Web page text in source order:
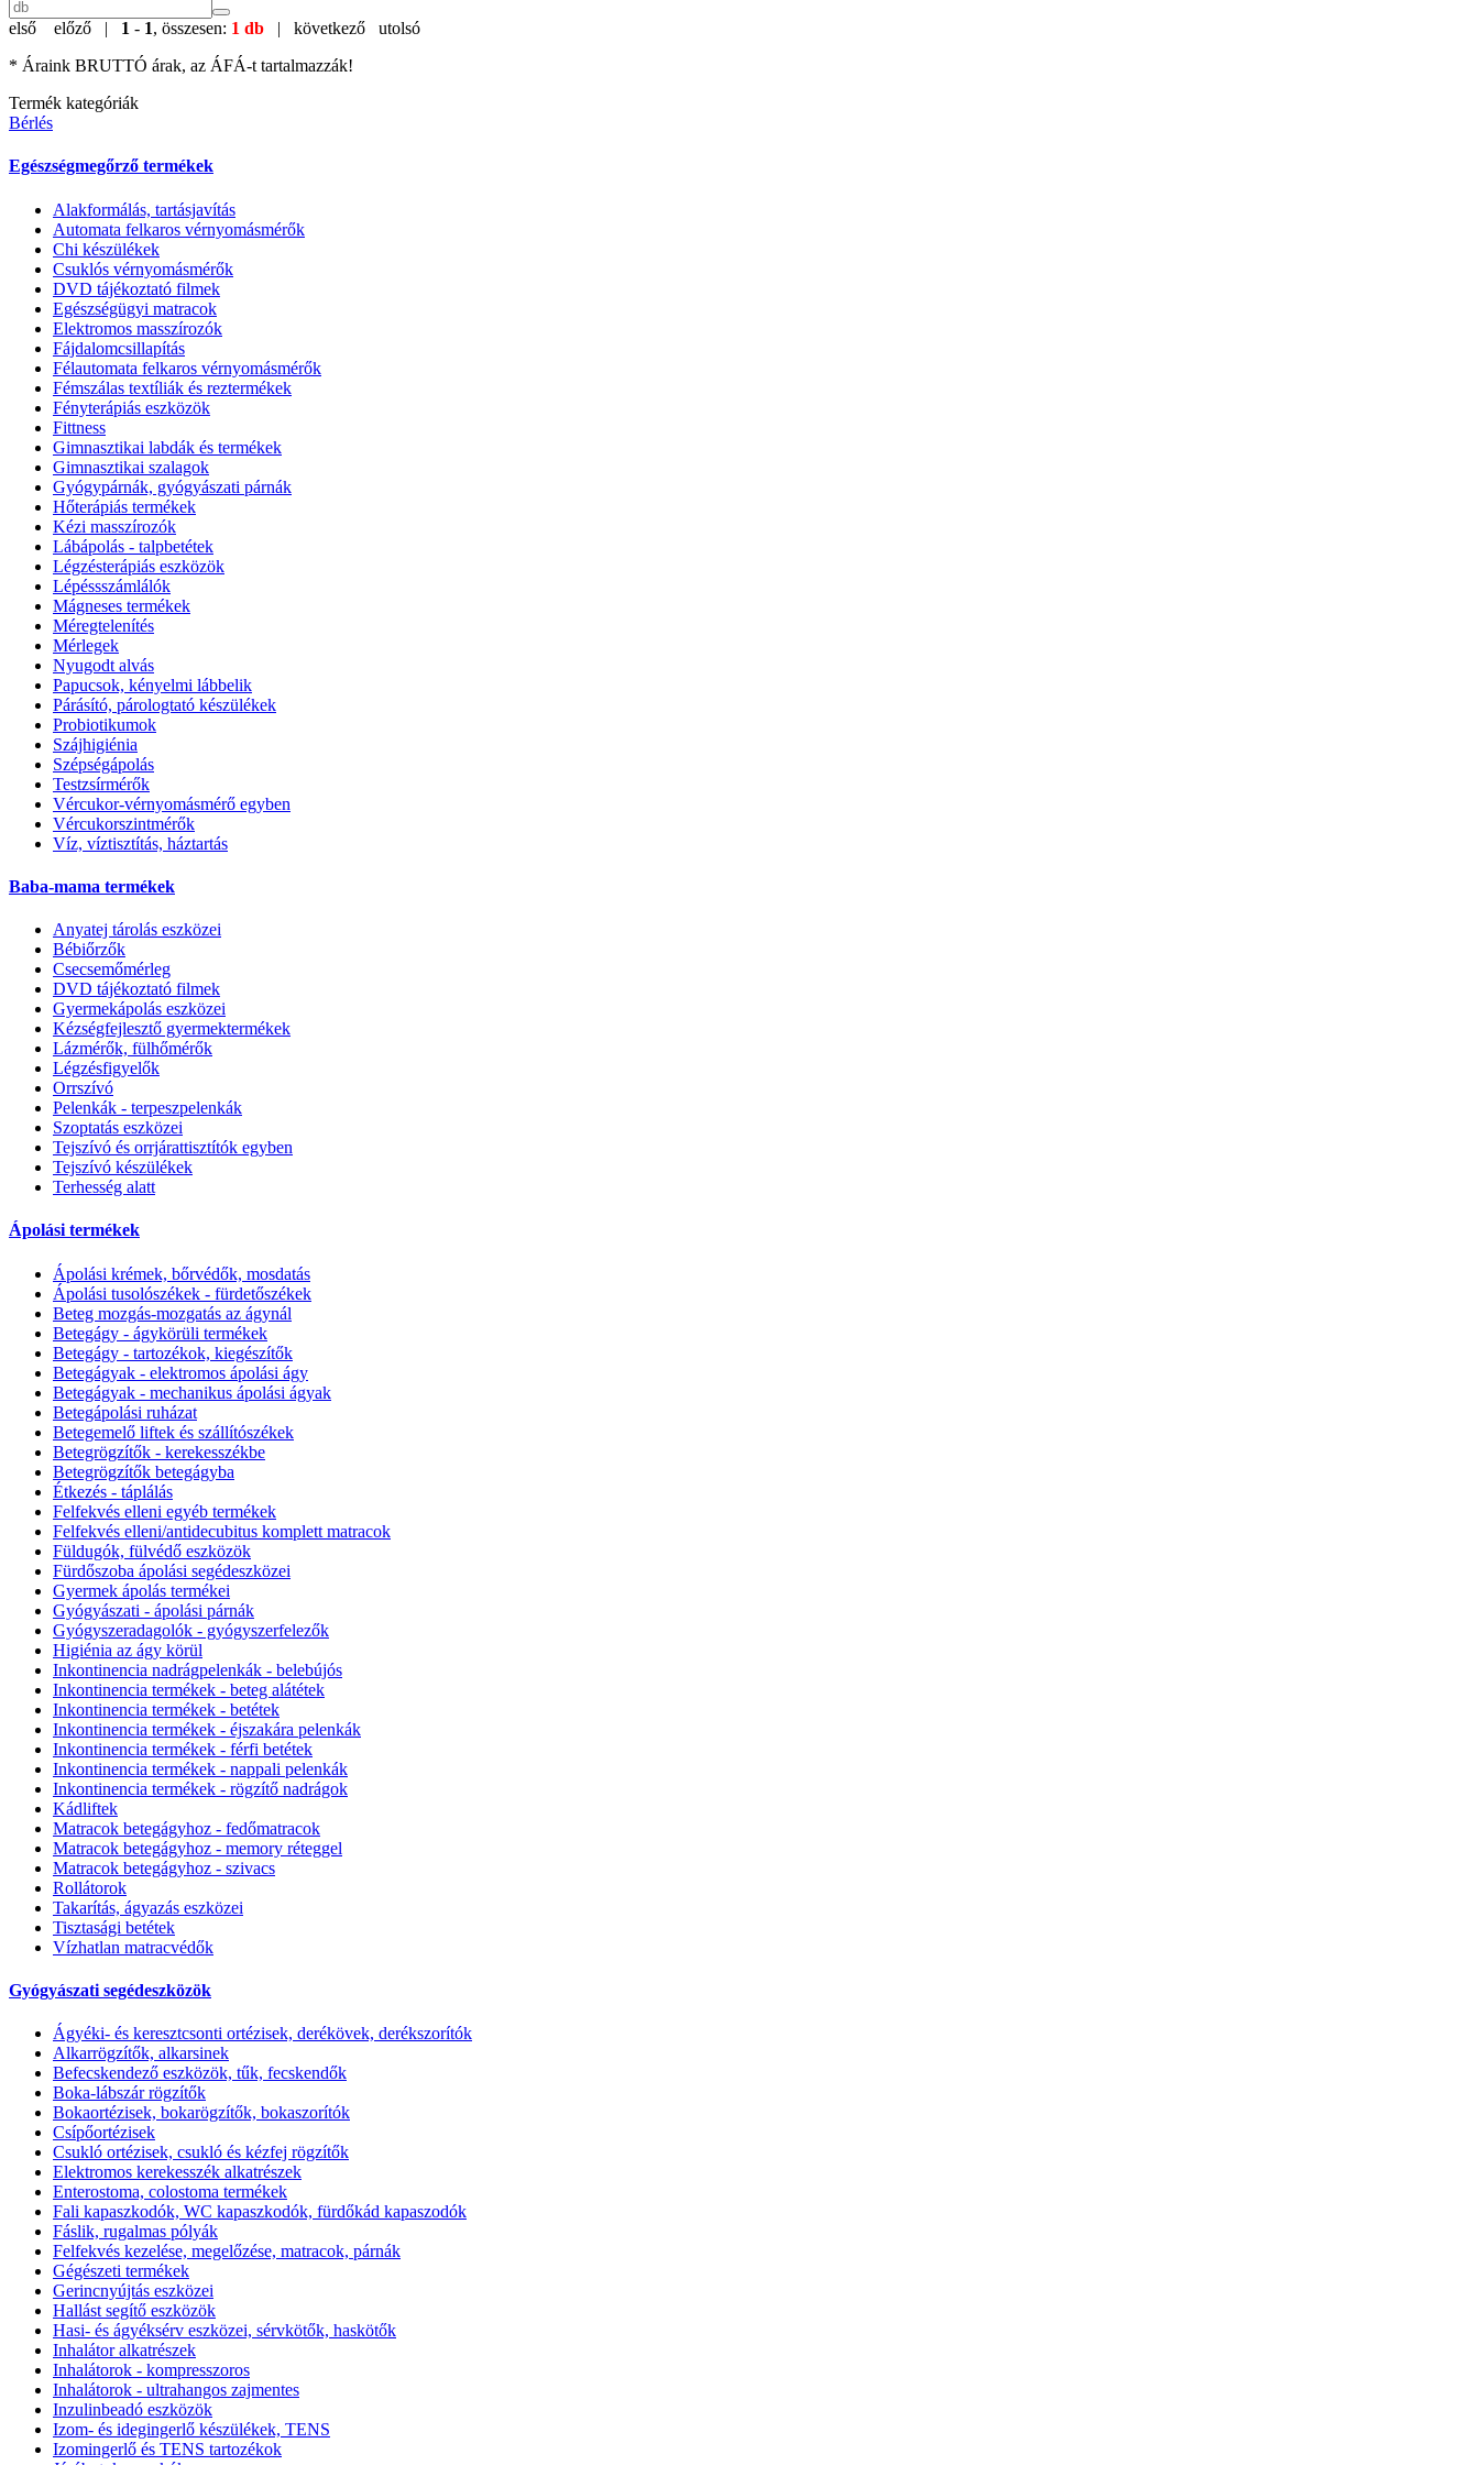
első előző | 1 - 1, összesen: 1 db | következő
utolsó
* Áraink BRUTTÓ árak, az ÁFÁ-t tartalmazzák!
Termék kategóriák
Bérlés
Egészségmegőrző termékek
Alakformálás, tartásjavítás
Automata felkaros vérnyomásmérők
Chi készülékek
Csuklós vérnyomásmérők
DVD tájékoztató filmek
Egészségügyi matracok
Elektromos masszírozók
Fájdalomcsillapítás
Félautomata felkaros vérnyomásmérők
Fémszálas textíliák és reztermékek
Fényterápiás eszközök
Fittness
Gimnasztikai labdák és termékek
Gimnasztikai szalagok
Gyógypárnák, gyógyászati párnák
Hőterápiás termékek
Kézi masszírozók
Lábápolás - talpbetétek
Légzésterápiás eszközök
Lépéssszámlálók
Mágneses termékek
Méregtelenítés
Mérlegek
Nyugodt alvás
Papucsok, kényelmi lábbelik
Párásító, párologtató készülékek
Probiotikumok
Szájhigiénia
Szépségápolás
Testzsírmérők
Vércukor-vérnyomásmérő egyben
Vércukorszintmérők
Víz, víztisztítás, háztartás
Baba-mama termékek
Anyatej tárolás eszközei
Bébiőrzők
Csecsemőmérleg
DVD tájékoztató filmek
Gyermekápolás eszközei
Kézségfejlesztő gyermektermékek
Lázmérők, fülhőmérők
Légzésfigyelők
Orrszívó
Pelenkák - terpeszpelenkák
Szoptatás eszközei
Tejszívó és orrjárattisztítók egyben
Tejszívó készülékek
Terhesség alatt
Ápolási termékek
Ápolási krémek, bőrvédők, mosdatás
Ápolási tusolószékek - fürdetőszékek
Beteg mozgás-mozgatás az ágynál
Betegágy - ágykörüli termékek
Betegágy - tartozékok, kiegészítők
Betegágyak - elektromos ápolási ágy
Betegágyak - mechanikus ápolási ágyak
Betegápolási ruházat
Betegemelő liftek és szállítószékek
Betegrögzítők - kerekesszékbe
Betegrögzítők betegágyba
Étkezés - táplálás
Felfekvés elleni egyéb termékek
Felfekvés elleni/antidecubitus komplett matracok
Füldugók, fülvédő eszközök
Fürdőszoba ápolási segédeszközei
Gyermek ápolás termékei
Gyógyászati - ápolási párnák
Gyógyszeradagolók - gyógyszerfelezők
Higiénia az ágy körül
Inkontinencia nadrágpelenkák - belebújós
Inkontinencia termékek - beteg alátétek
Inkontinencia termékek - betétek
Inkontinencia termékek - éjszakára pelenkák
Inkontinencia termékek - férfi betétek
Inkontinencia termékek - nappali pelenkák
Inkontinencia termékek - rögzítő nadrágok
Kádliftek
Matracok betegágyhoz - fedőmatracok
Matracok betegágyhoz - memory réteggel
Matracok betegágyhoz - szivacs
Rollátorok
Takarítás, ágyazás eszközei
Tisztasági betétek
Vízhatlan matracvédők
Gyógyászati segédeszközök
Ágyéki- és keresztcsonti ortézisek, derékövek, derékszorítók
Alkarrögzítők, alkarsinek
Befecskendező eszközök, tűk, fecskendők
Boka-lábszár rögzítők
Bokaortézisek, bokarögzítők, bokaszorítók
Csípőortézisek
Csukló ortézisek, csukló és kézfej rögzítők
Elektromos kerekesszék alkatrészek
Enterostoma, colostoma termékek
Fali kapaszkodók, WC kapaszkodók, fürdőkád kapaszodók
Fáslik, rugalmas pólyák
Felfekvés kezelése, megelőzése, matracok, párnák
Gégészeti termékek
Gerincnyújtás eszközei
Hallást segítő eszközök
Hasi- és ágyéksérv eszközei, sérvkötők, haskötők
Inhalátor alkatrészek
Inhalátorok - kompresszoros
Inhalátorok - ultrahangos zajmentes
Inzulinbeadó eszközök
Izom- és idegingerlő készülékek, TENS
Izomingerlő és TENS tartozékok